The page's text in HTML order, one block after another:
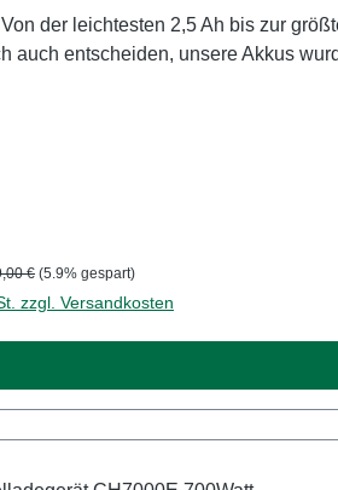
auch entscheiden, unsere Akkus
Preis:
€ (5.9% gespart)
zzgl. Versandkosten